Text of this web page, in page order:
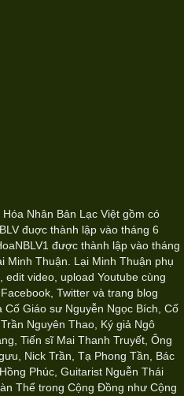
Nhân Bản Lạc Việt gồm có
đuợc thành lập vào tháng 6
được thành lập vào tháng
Minh Thuận. Lại Minh Thuận phụ
video, upload Youtube cùng
Twitter và trang blog
Cố Giáo sư Nguyễn Ngọc Bích, Cố
Nguyên Thao, Ký giả Ngô
Tiến sĩ Mai Thanh Truyết, Ông
Nick Trần, Tạ Phong Tần, Bác
Phúc, Guitarist Nguễn Thái
Thể trong Cộng Đồng như Cộng